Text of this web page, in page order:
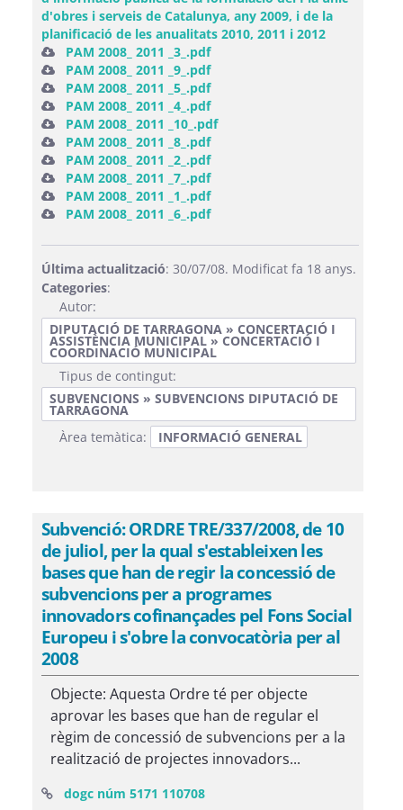
d'obres i serveis de Catalunya, any 2009, i de la
planificació de les anualitats 2010, 2011 i 2012
PAM 2008_ 2011 _3_.pdf
PAM 2008_ 2011 _9_.pdf
PAM 2008_ 2011 _5_.pdf
PAM 2008_ 2011 _4_.pdf
PAM 2008_ 2011 _10_.pdf
PAM 2008_ 2011 _8_.pdf
PAM 2008_ 2011 _2_.pdf
PAM 2008_ 2011 _7_.pdf
PAM 2008_ 2011 _1_.pdf
PAM 2008_ 2011 _6_.pdf
Última actualització: 30/07/08. Modificat fa 18 anys.
Categories:
Autor:
DIPUTACIÓ DE TARRAGONA » CONCERTACIÓ I
ASSISTÈNCIA MUNICIPAL » CONCERTACIÓ I
COORDINACIÓ MUNICIPAL
Tipus de contingut:
SUBVENCIONS » SUBVENCIONS DIPUTACIÓ DE
TARRAGONA
Àrea temàtica:
INFORMACIÓ GENERAL
Subvenció: ORDRE TRE/337/2008, de 10
de juliol, per la qual s'estableixen les
bases que han de regir la concessió de
subvencions per a programes
innovadors cofinançades pel Fons Social
Europeu i s'obre la convocatòria per al
2008
Objecte: Aquesta Ordre té per objecte
aprovar les bases que han de regular el
règim de concessió de subvencions per a la
realització de projectes innovadors...
dogc núm 5171 110708(Obre una finestra nova)